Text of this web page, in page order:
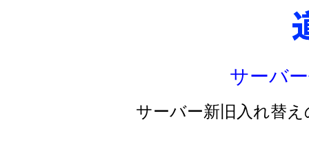
サーバ
サーバー新旧入れ替